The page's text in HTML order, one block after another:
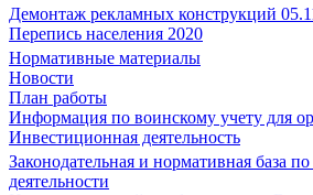
Демонтаж рекламных конструкций
Перепись населения 2020
Нормативные материалы
Новости
План работы
Информация по воинскому учету для
Инвестиционная деятельность
Законодательная и нормативная база
деятельности